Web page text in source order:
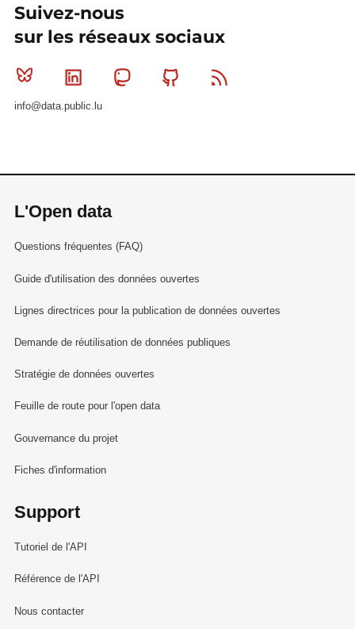
Suivez-nous
sur les réseaux sociaux
Bluesky Linkedin MastodonGithub
info@data.public.lu
L'Open data
Questions fréquentes (FAQ)
Guide d'utilisation des données ouvertes
Lignes directrices pour la publication de données ouvertes
Demande de réutilisation de données publiques
Stratégie de données ouvertes
Feuille de route pour l'open data
Gouvernance du projet
Fiches d'information
Support
Tutoriel de l'API
Référence de l'API
Nous contacter